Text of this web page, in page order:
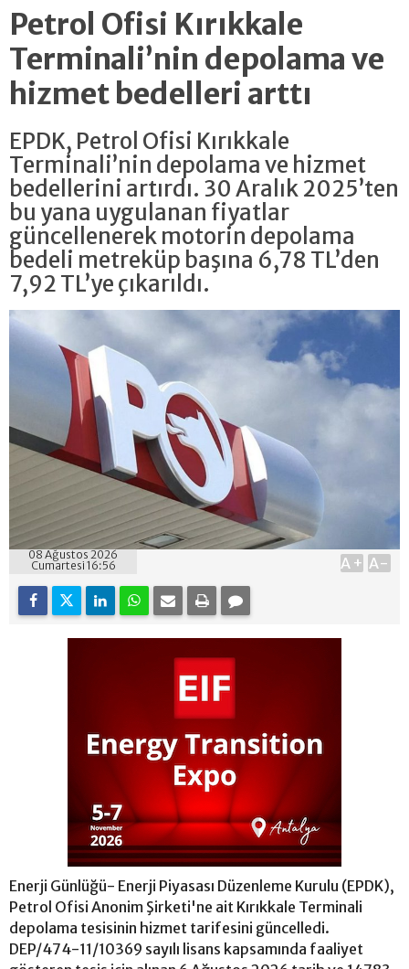
Petrol Ofisi Kırıkkale
Terminali’nin depolama ve
hizmet bedelleri arttı
EPDK, Petrol Ofisi Kırıkkale
Terminali’nin depolama ve hizmet
bedellerini artırdı. 30 Aralık 2025’ten
bu yana uygulanan fiyatlar
güncellenerek motorin depolama
bedeli metreküp başına 6,78 TL’den
7,92 TL’ye çıkarıldı.
08 Ağustos 2026
Cumartesi 16:56
A+ A-
Enerji Günlüğü- Enerji Piyasası Düzenleme Kurulu (EPDK),
Petrol Ofisi Anonim Şirketi'ne ait Kırıkkale Terminali
depolama tesisinin hizmet tarifesini güncelledi.
DEP/474-11/10369 sayılı lisans kapsamında faaliyet